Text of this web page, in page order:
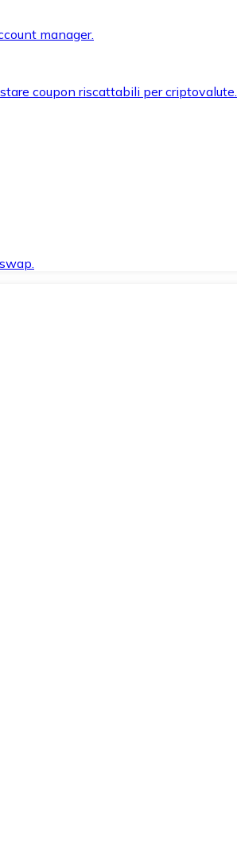
manager.
coupon riscattabili per criptovalute.